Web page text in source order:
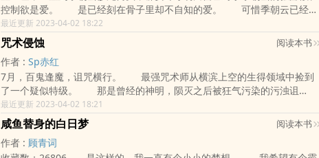
穿书 爽文 各位书友要是觉得《穿成影帝的老父亲》还不错的话请不要忘记
向您QQ群和微博里的朋友推荐哦！
QQ群和微博里的朋友推荐哦！
控制欲是爱。 是已经刻在骨子里却不自知的爱。 可惜季朝云已经死
了。 重来一世季朝云：我刚刚跟人干架，人字拖坏了。 郁安郅：我
背你。 季朝云：这太阳好刺眼。 郁安郅：（伸出手遮在眼帘上
方） 季朝云：大太阳底下，好热啊。 郁安郅：（伸出手在脸颊处左
右煽动）郁先生改邪归正了啊，郁先生渣男变忠犬了，郁先生你慢点儿
撩。 分类：重生 HE 甜文 无脑宠妻攻 梨涡骗子毒舌暴躁受 各位书友要
是觉得《郁先生很会撩》还不错的话请不要忘记向您QQ群和微博里的朋友
推荐哦！
最近更新 2023-04-02 18:22
咒术侵蚀 阅读本书
作者 : Sp赤红
7月，百鬼逢魔，诅咒横行。 最强咒术师从横滨上空的生得领域中捡到
了一个疑似特级。 那是曾经的神明，陨灭之后被狂气污染的污浊诅
咒。 如今非神非人，亦不是咒灵的中也从死亡中被唤醒，才发现死亡并
不是结束，而是一个开端。 五条：我想看看名为污浊的余烬中会开出怎
样的花。 中也：你是我无边疯狂中唯一的锚点。 //不管你被污浊侵
蚀到何种程度，我都会把你的灵魂拉回来。 //和污浊进行灵魂共鸣是一
最近更新 2023-04-02 18:21
咸鱼替身的白日梦 阅读本书
作者 : 顾青词